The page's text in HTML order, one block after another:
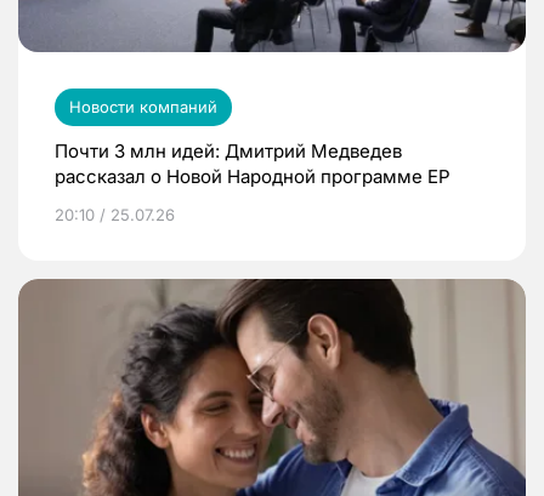
Новости компаний
Почти 3 млн идей: Дмитрий Медведев
рассказал о Новой Народной программе ЕР
20:10 / 25.07.26